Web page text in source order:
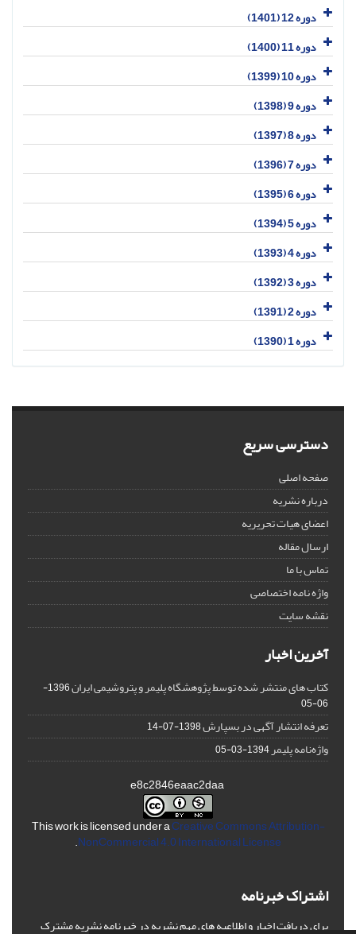
دوره 12 (1401)
دوره 11 (1400)
دوره 10 (1399)
دوره 9 (1398)
دوره 8 (1397)
دوره 7 (1396)
دوره 6 (1395)
دوره 5 (1394)
دوره 4 (1393)
دوره 3 (1392)
دوره 2 (1391)
دوره 1 (1390)
دسترسی سریع
صفحه اصلی
درباره نشریه
اعضای هیات تحریریه
ارسال مقاله
تماس با ما
واژه نامه اختصاصی
نقشه سایت
آخرین اخبار
کتاب های منتشر شده توسط پژوهشگاه پلیمر و پتروشیمی ایران
1396-
06-05
تعرفه انتشار آگهی در بسپارش1398-07-14
واژه‌نامه پلیمر1394-03-05
This work is licensed under aCreative Commons Attribution-
NonCommercial 4.0 International License
.
اشتراک خبرنامه
برای دریافت اخبار و اطلاعیه های مهم نشریه در خبرنامه نشریه مشترک